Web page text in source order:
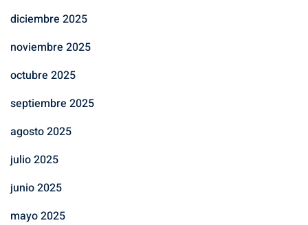
diciembre 2025
noviembre 2025
octubre 2025
septiembre 2025
agosto 2025
julio 2025
junio 2025
mayo 2025